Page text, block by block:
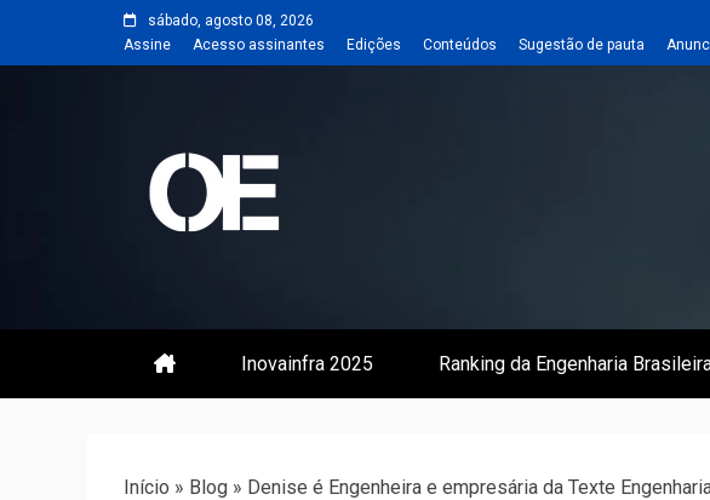
sábado, agosto 08, 2026
Assine
Acesso assinantes Edições Conteúdos Sugestão de pauta
Revista | O
Inovainfra 2025 Ranking da Engenharia
Início » Blog » Denise é Engenheira e empresária da Texte